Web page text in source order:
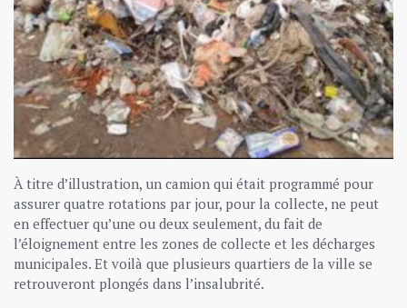
À titre d’illustration, un camion qui était programmé pour
assurer quatre rotations par jour, pour la collecte, ne peut
en effectuer qu’une ou deux seulement, du fait de
l’éloignement entre les zones de collecte et les décharges
municipales. Et voilà que plusieurs quartiers de la ville se
retrouveront plongés dans l’insalubrité.